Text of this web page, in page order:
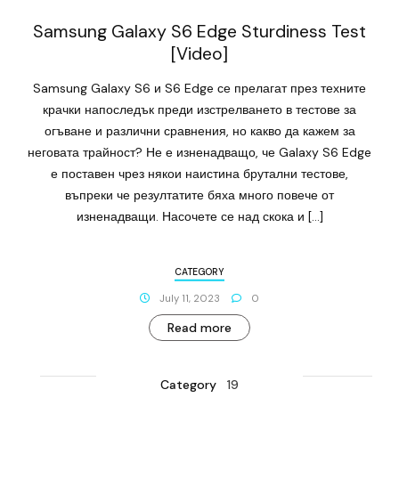
Samsung Galaxy S6 Edge Sturdiness Test
[Video]
Samsung Galaxy S6 и S6 Edge се прелагат през техните
крачки напоследък преди изстрелването в тестове за
огъване и различни сравнения, но какво да кажем за
неговата трайност? Не е изненадващо, че Galaxy S6 Edge
е поставен чрез някои наистина брутални тестове,
въпреки че резултатите бяха много повече от
изненадващи. Насочете се над скока и […]
CATEGORY
July 11, 2023 0
Read more
Category19